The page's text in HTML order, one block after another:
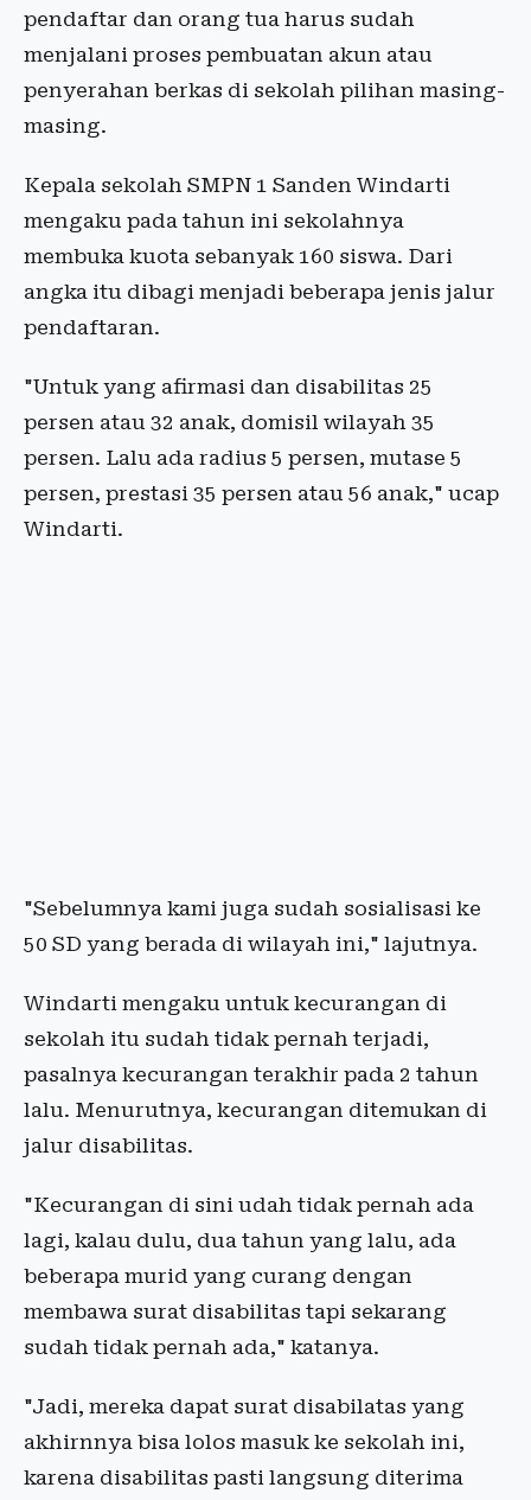
pendaftar dan orang tua harus sudah
menjalani proses pembuatan akun atau
penyerahan berkas di sekolah pilihan masing-
masing.
Kepala sekolah SMPN 1 Sanden Windarti
mengaku pada tahun ini sekolahnya
membuka kuota sebanyak 160 siswa. Dari
angka itu dibagi menjadi beberapa jenis jalur
pendaftaran.
"Untuk yang afirmasi dan disabilitas 25
persen atau 32 anak, domisil wilayah 35
persen. Lalu ada radius 5 persen, mutase 5
persen, prestasi 35 persen atau 56 anak," ucap
Windarti.
"Sebelumnya kami juga sudah sosialisasi ke
50 SD yang berada di wilayah ini," lajutnya.
Windarti mengaku untuk kecurangan di
sekolah itu sudah tidak pernah terjadi,
pasalnya kecurangan terakhir pada 2 tahun
lalu. Menurutnya, kecurangan ditemukan di
jalur disabilitas.
"Kecurangan di sini udah tidak pernah ada
lagi, kalau dulu, dua tahun yang lalu, ada
beberapa murid yang curang dengan
membawa surat disabilitas tapi sekarang
sudah tidak pernah ada," katanya.
"Jadi, mereka dapat surat disabilatas yang
akhirnnya bisa lolos masuk ke sekolah ini,
karena disabilitas pasti langsung diterima